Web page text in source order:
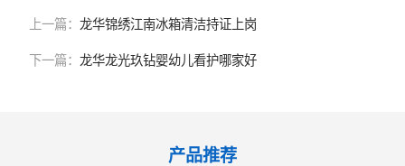
上一篇： 龙华锦绣江南冰箱清洁持证上岗
下一篇： 龙华龙光玖钻婴幼儿看护哪家好
产品推荐